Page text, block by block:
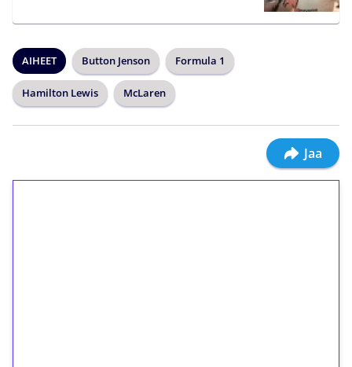
AIHEET Button Jenson Formula 1
Hamilton Lewis McLaren
Jaa